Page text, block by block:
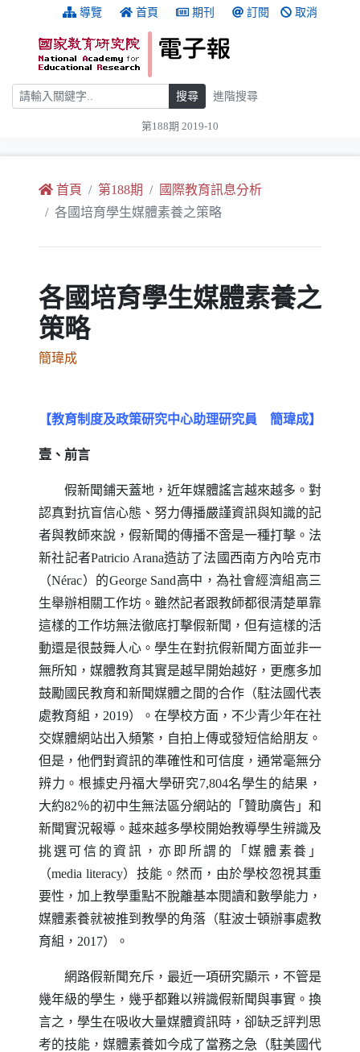
跳到主要內容 導覽 首頁 期刊 訂閱 取消
搜尋 搜尋 進階搜尋
第188期 2019-10
首頁 第188期
國際教育訊息分析
各國培育學生媒體素養之策略
各國培育學生媒體素養之
策略
簡瑋成
【教育制度及政策研究中心助理研究員 簡瑋成】
壹、前言
假新聞鋪天蓋地，近年媒體謠言越來越多。對
認真對抗盲信心態、努力傳播嚴謹資訊與知識的記
者與教師來說，假新聞的傳播不啻是一種打擊。法
新社記者Patricio Arana造訪了法國西南方內哈克市
（Nérac）的George Sand高中，為社會經濟組高三
生舉辦相關工作坊。雖然記者跟教師都很清楚單靠
這樣的工作坊無法徹底打擊假新聞，但有這樣的活
動還是很鼓舞人心。學生在對抗假新聞方面並非一
無所知，媒體教育其實是越早開始越好，更應多加
鼓勵國民教育和新聞媒體之間的合作（駐法國代表
處教育組，2019）。在學校方面，不少青少年在社
交媒體網站出入頻繁，自拍上傳或發短信給朋友。
但是，他們對資訊的準確性和可信度，通常毫無分
辨力。根據史丹福大學研究7,804名學生的結果，
大約82％的初中生無法區分網站的「贊助廣告」和
新聞實況報導。越來越多學校開始教導學生辨識及
挑選可信的資訊，亦即所謂的「媒體素養」
（media literacy）技能。然而，由於學校忽視其重
要性，加上教學重點不脫離基本閱讀和數學能力，
媒體素養就被推到教學的角落（駐波士頓辦事處教
育組，2017）。
網路假新聞充斥，最近一項研究顯示，不管是
幾年級的學生，幾乎都難以辨識假新聞與事實。換
言之，學生在吸收大量媒體資訊時，卻缺乏評判思
考的技能，媒體素養如今成了當務之急（駐美國代